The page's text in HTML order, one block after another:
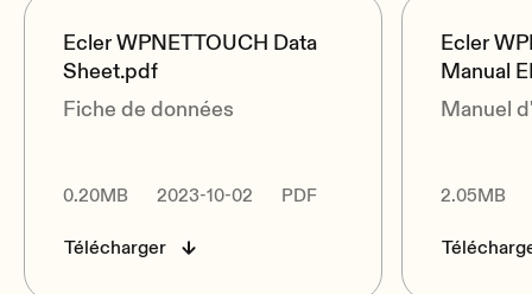
Ecler WPNETTOUCH Data
Sheet.pdf
Fiche de données
0.20MB 2023-10-02 PDF
Télécharger
Ecler
Manual
Manuel
2.05MB